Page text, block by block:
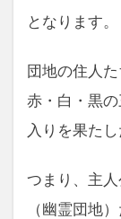
となります。
団地の住人
赤・白・黒
入りを果たし
つまり、主
（幽霊団地